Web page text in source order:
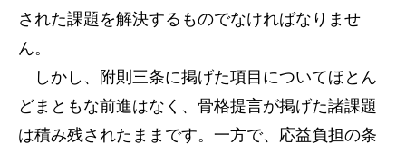
された課題を解決するものでなければなりませ
ん。
しかし、附則三条に掲げた項目についてほとん
どまともな前進はなく、骨格提言が掲げた諸課題
は積み残されたままです。一方で、応益負担の条